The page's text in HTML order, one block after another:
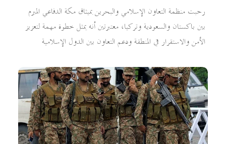
رحبت منظمة التعاون الإسلامي والبحرين بميثاق مكة الدفاعي المبرم
بين باكستان والسعودية وتركيا، معتبرتين أنه يمثل خطوة مهمة لتعزيز
الأمن والاستقرار في المنطقة ودعم التعاون بين الدول الإسلامية